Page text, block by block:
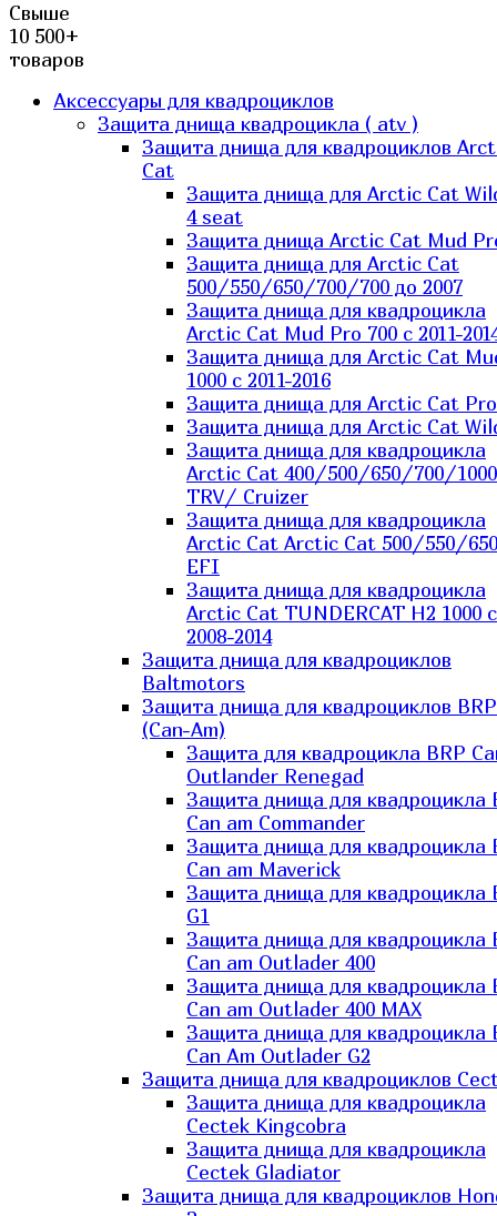
Свыше
10 500+
товаров
Аксессуары для квадроциклов
Защита днища квадроцикла ( atv )
Защита днища для квадроциклов
Cat
Защита днища для Arctic Cat
4 seat
Защита днища Arctic Cat Mud
Защита днища для Arctic Cat
500/550/650/700/700 до 2007
Защита днища для квадроцикла
Arctic Cat Mud Pro 700 с 2011-
Защита днища для Arctic Cat
1000 c 2011-2016
Защита днища для Arctic Cat
Защита днища для Arctic Cat
Защита днища для квадроцикла
Arctic Cat 400/500/650/700/1000
TRV/ Cruizer
Защита днища для квадроцикла
Arctic Cat Arctic Cat 500/550/
EFI
Защита днища для квадроцикла
Arctic Cat TUNDERCAT H2 1000 c
2008-2014
Защита днища для квадроциклов
Baltmotors
Защита днища для квадроциклов BRP
(Can-Am)
Защита для квадроцикла BRP
Outlander Renegad
Защита днища для квадроцикла
Can am Commander
Защита днища для квадроцикла
Can am Maverick
Защита днища для квадроцикла
G1
Защита днища для квадроцикла
Can am Outlader 400
Защита днища для квадроцикла
Can am Outlader 400 MAX
Защита днища для квадроцикла
Can Аm Outlader G2
Защита днища для квадроциклов
Защита днища для квадроцикла
Cectek Kingcobra
Защита днища для квадроцикла
Cectek Gladiator
Защита днища для квадроциклов